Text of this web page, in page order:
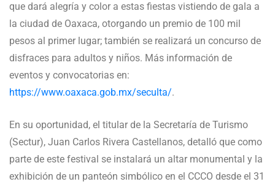
que dará alegría y color a estas fiestas vistiendo de gala a
la ciudad de Oaxaca, otorgando un premio de 100 mil
pesos al primer lugar; también se realizará un concurso de
disfraces para adultos y niños. Más información de
eventos y convocatorias en:
https://www.oaxaca.gob.mx/seculta/.
En su oportunidad, el titular de la Secretaría de Turismo
(Sectur), Juan Carlos Rivera Castellanos, detalló que como
parte de este festival se instalará un altar monumental y la
exhibición de un panteón simbólico en el CCCO desde el 31